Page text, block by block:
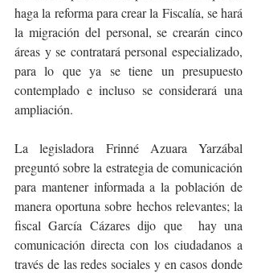
haga la reforma para crear la Fiscalía, se hará
la migración del personal, se crearán cinco
áreas y se contratará personal especializado,
para lo que ya se tiene un presupuesto
contemplado e incluso se considerará una
ampliación.
La legisladora Frinné Azuara Yarzábal
preguntó sobre la estrategia de comunicación
para mantener informada a la población de
manera oportuna sobre hechos relevantes; la
fiscal García Cázares dijo que  hay una
comunicación directa con los ciudadanos a
través de las redes sociales y en casos donde